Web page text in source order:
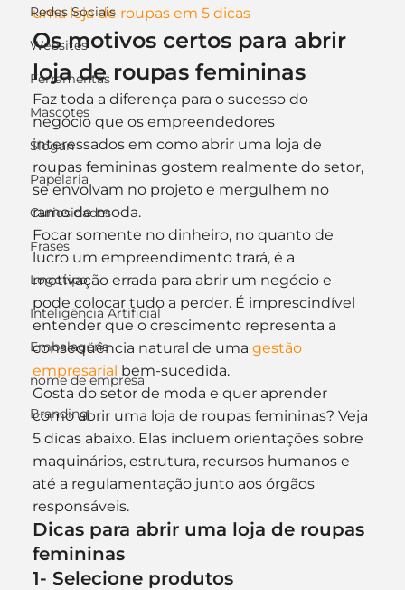
Redes Sociais
Websites
Ferramentas
Mascotes
Slogan
Papelaria
Curiosidades
Frases
Logotipo
Inteligência Artificial
Embalagens
nome de empresa
Branding
uma loja de roupas em 5 dicas
Os motivos certos para abrir
loja de roupas femininas
Faz toda a diferença para o sucesso do
negócio que os empreendedores
interessados em como abrir uma loja de
roupas femininas gostem realmente do setor,
se envolvam no projeto e mergulhem no
ramo de moda.
Focar somente no dinheiro, no quanto de
lucro um empreendimento trará, é a
motivação errada para abrir um negócio e
pode colocar tudo a perder. É imprescindível
entender que o crescimento representa a
conseqüência natural de uma gestão
empresarial bem-sucedida.
Gosta do setor de moda e quer aprender
como abrir uma loja de roupas femininas? Veja
5 dicas abaixo. Elas incluem orientações sobre
maquinários, estrutura, recursos humanos e
até a regulamentação junto aos órgãos
responsáveis.
Dicas para abrir uma loja de roupas
femininas
1- Selecione produtos